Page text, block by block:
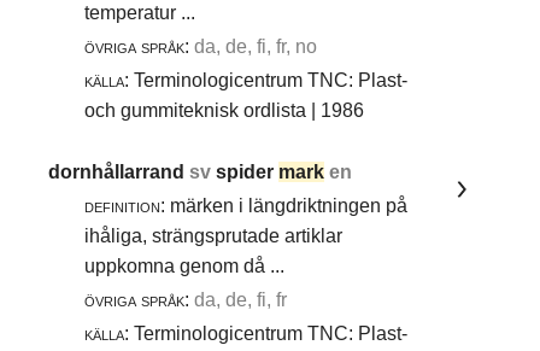
temperatur ...
övriga språk: da, de, fi, fr, no
källa: Terminologicentrum TNC: Plast-
och gummiteknisk ordlista | 1986
dornhållarrandsvspider mark en
definition: märken i längdriktningen på
ihåliga, strängsprutade artiklar
uppkomna genom då ...
övriga språk: da, de, fi, fr
källa: Terminologicentrum TNC: Plast-